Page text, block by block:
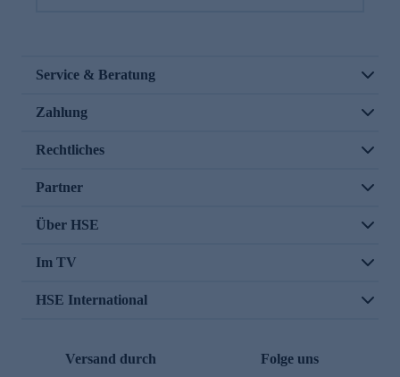
Service & Beratung
Zahlung
Rechtliches
Partner
Über HSE
Im TV
HSE International
Versand durch Folge uns